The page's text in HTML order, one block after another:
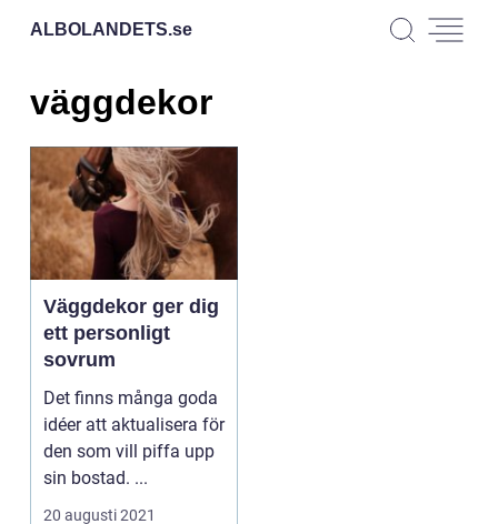
ALBOLANDETS.se
väggdekor
Väggdekor ger dig
ett personligt
sovrum
Det finns många goda
idéer att aktualisera för
den som vill piffa upp
sin bostad. ...
20 augusti 2021